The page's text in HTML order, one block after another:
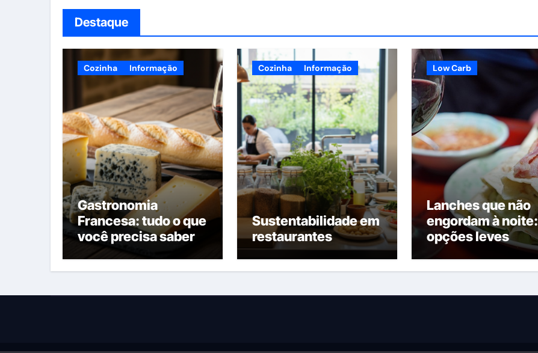
Destaque
Cozinha Informação
Gastronomia
Francesa: tudo o que
você precisa saber
Cozinha Informação
Sustentabilidade em
restaurantes
Low Carb
Lanches que não
engordam à noite:
opções leves